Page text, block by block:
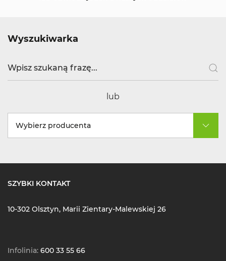
Wyszukiwarka
lub
Wybierz producenta
SZYBKI KONTAKT
10-302 Olsztyn, Marii Zientary-Malewskiej 26
Infolinia: 600 33 55 66